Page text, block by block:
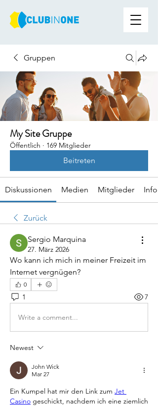
Gruppen
My Site Gruppe
Öffentlich · 169 Mitglieder
Beitreten
Diskussionen Medien Mitglieder Info
Zurück
Sergio Marquina
27. März 2026
Wo kann ich mich in meiner Freizeit im
Internet vergnügen?
0
1 7
Write a comment...
Newest
John Wick
Mar 27
Ein Kumpel hat mir den Link zum Jet
Casino geschickt, nachdem ich eine ziemlich